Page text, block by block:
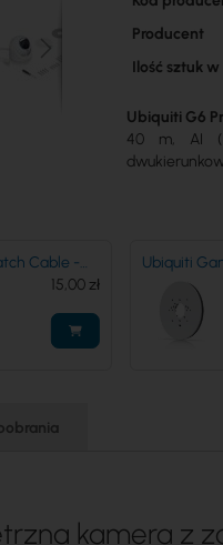
Producent
Ilość sztuk
Ubiquiti G6
40 m, AI
Cable -
15,00 zł
Ubiquiti
- UACC-
kamera z